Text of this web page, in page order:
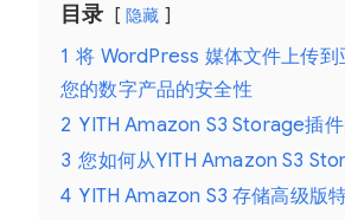
目录 隐藏
1 将 WordPress 媒体文件上传到
您的数字产品的安全性
2 YITH Amazon S3 Storage插
3 您如何从YITH Amazon S3
4 YITH Amazon S3 存储高级版